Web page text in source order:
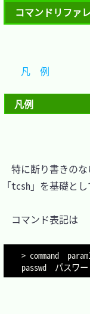
コマンドリファ
凡例
特に断り書きのな
「tcsh」を基礎とし
コマンド表記は
> command
passwd  パスワ